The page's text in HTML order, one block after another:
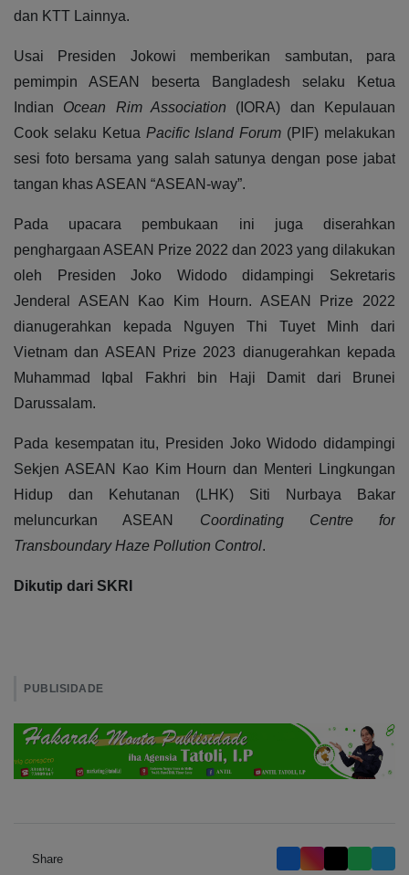
dan KTT Lainnya.
Usai Presiden Jokowi memberikan sambutan, para
pemimpin ASEAN beserta Bangladesh selaku Ketua
Indian Ocean Rim Association (IORA) dan Kepulauan
Cook selaku Ketua Pacific Island Forum (PIF) melakukan
sesi foto bersama yang salah satunya dengan pose jabat
tangan khas ASEAN “ASEAN-way”.
Pada upacara pembukaan ini juga diserahkan
penghargaan ASEAN Prize 2022 dan 2023 yang dilakukan
oleh Presiden Joko Widodo didampingi Sekretaris
Jenderal ASEAN Kao Kim Hourn. ASEAN Prize 2022
dianugerahkan kepada Nguyen Thi Tuyet Minh dari
Vietnam dan ASEAN Prize 2023 dianugerahkan kepada
Muhammad Iqbal Fakhri bin Haji Damit dari Brunei
Darussalam.
Pada kesempatan itu, Presiden Joko Widodo didampingi
Sekjen ASEAN Kao Kim Hourn dan Menteri Lingkungan
Hidup dan Kehutanan (LHK) Siti Nurbaya Bakar
meluncurkan ASEAN Coordinating Centre for
Transboundary Haze Pollution Control.
Dikutip dari SKRI
PUBLISIDADE
Share